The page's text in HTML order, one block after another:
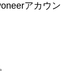
アカウン